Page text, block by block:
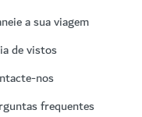
a sua viagem
de vistos
nos
frequentes